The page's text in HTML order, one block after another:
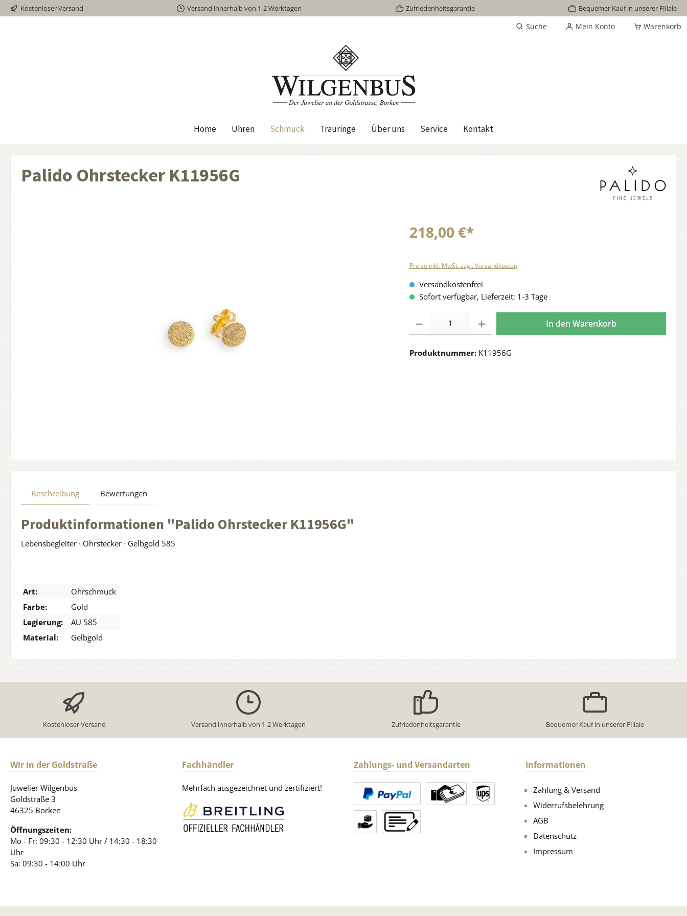
springen
Kostenloser Versand Versand innerhalb von 1-2 Werktagen Zufriedenheitsgarantie Bequemer Kauf in unserer FIliale
Suche Mein Konto Warenkorb
Home Uhren Schmuck Trauringe Über uns Service Kontakt
Palido Ohrstecker K11956G
218,00 €*
Preise inkl. MwSt. zzgl. Versandkosten
Versandkostenfrei
Sofort verfügbar, Lieferzeit: 1-3 Tage
In den Warenkorb
Produktnummer: K11956G
Beschreibung Bewertungen
Produktinformationen "Palido Ohrstecker K11956G"
Lebensbegleiter · Ohrstecker · Gelbgold 585
Art:
Ohrschmuck
Farbe:
Gold
Legierung:
AU 585
Material:
Gelbgold
Kostenloser Versand Versand innerhalb von 1-2 Werktagen Zufriedenheitsgarantie Bequemer Kauf in unserer FIliale
Wir in der Goldstraße
Juwelier Wilgenbus
Goldstraße 3
46325 Borken
Öffnungszeiten:
Mo - Fr: 09:30 - 12:30 Uhr / 14:30 - 18:30
Uhr
Sa: 09:30 - 14:00 Uhr
Fachhändler
Mehrfach ausgezeichnet und zertifiziert!
Zahlungs- und Versandarten Informationen
Zahlung & Versand
Widerrufsbelehrung
AGB
Datenschutz
Impressum